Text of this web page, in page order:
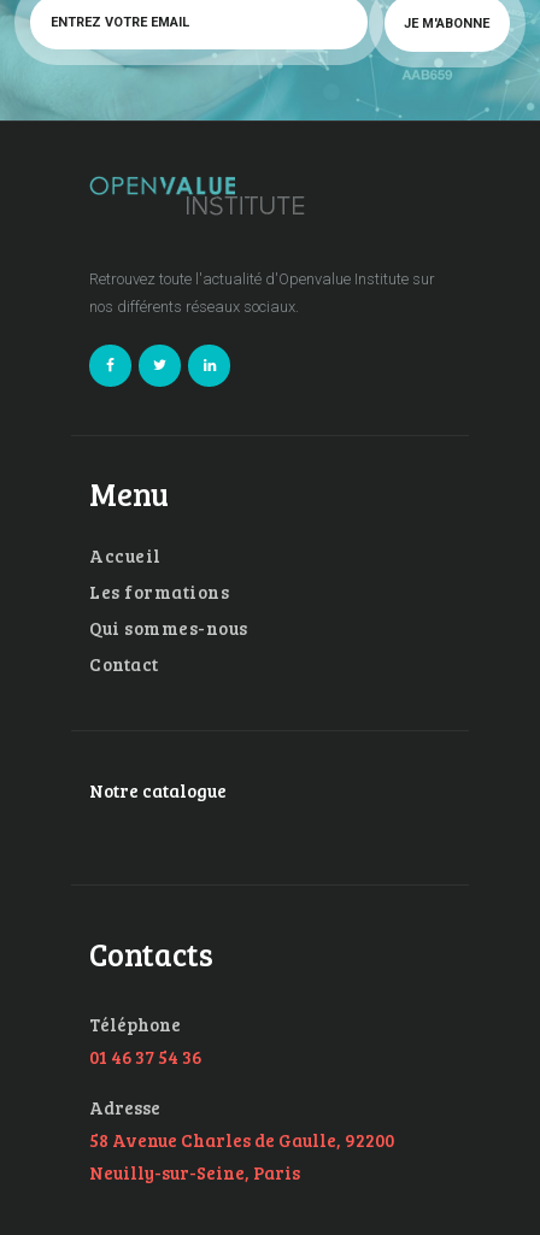
Retrouvez toute l'actualité d'Openvalue Institute sur
nos différents réseaux sociaux.
Menu
Accueil
Les formations
Qui sommes-nous
Contact
Notre catalogue
Contacts
Téléphone
01 46 37 54 36
Adresse
58 Avenue Charles de Gaulle, 92200
Neuilly-sur-Seine, Paris